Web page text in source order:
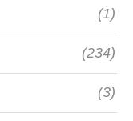
(1)
(234)
(3)